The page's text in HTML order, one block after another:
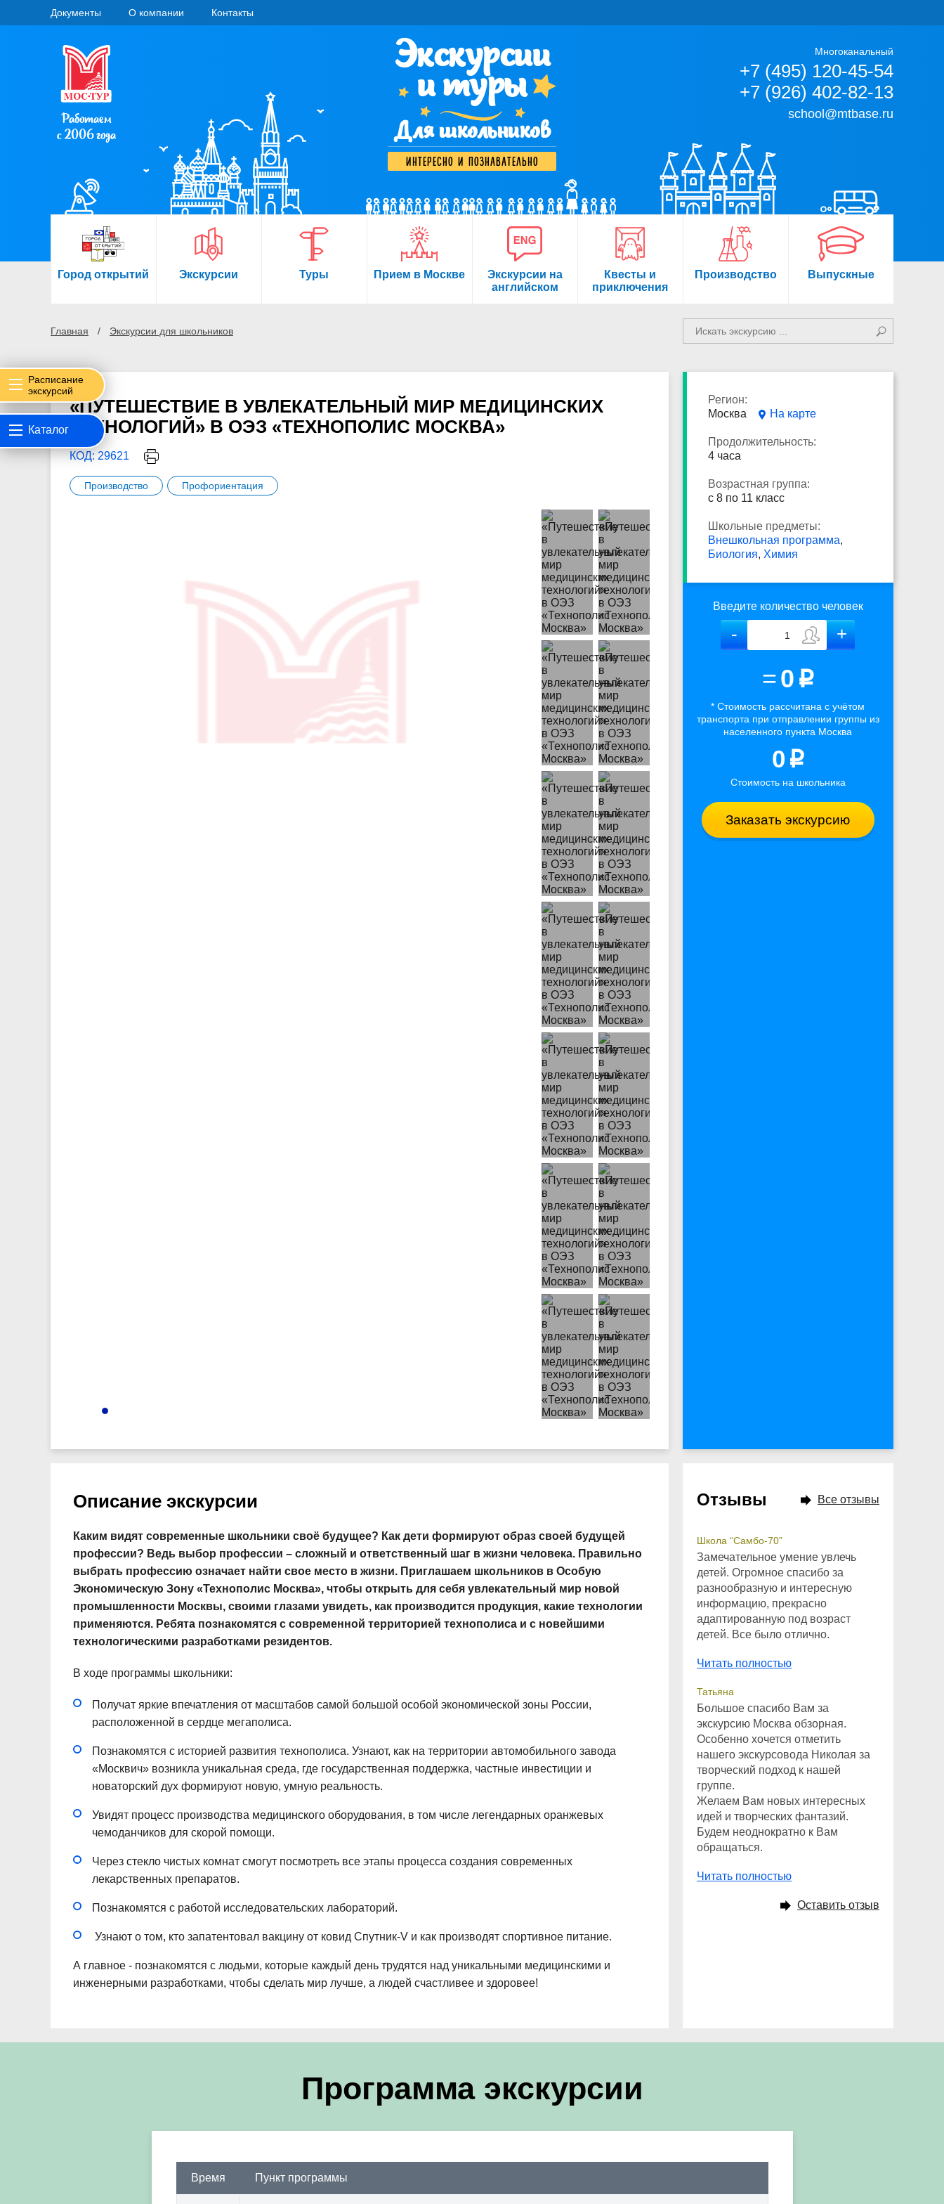
Документы О компании Контакты
Работаем
с 2006 года
Экскурсии
и туры
Для школьников
интересно и познавательно
Многоканальный
+7 (495) 120-45-54
+7 (926) 402-82-13
school@mtbase.ru
Город открытий Экскурсии Туры Прием в Москве
Экскурсии на
английском
Квесты и
приключения
Производство Выпускные
Главная Экскурсии для школьников
Расписание
экскурсий
Каталог
«ПУТЕШЕСТВИЕ В УВЛЕКАТЕЛЬНЫЙ МИР МЕДИЦИНСКИХ
ТЕХНОЛОГИЙ» В ОЭЗ «ТЕХНОПОЛИС МОСКВА»
КОД: 29621
Производство Профориентация
5931
Регион:
Москва
На карте
Продолжительность:
4 часа
Возрастная группа:
с 8 по 11 класс
Школьные предметы:
Внешкольная программа,
Биология, Химия
Введите количество человек
=0 p
* Стоимость рассчитанас учётом
транспорта при отправлении группы из
населенного пункта Москва
0 p
Стоимость на школьника
Заказать экскурсию
Описание экскурсии
Каким видят современные школьники своё будущее? Как дети формируют образ своей будущей
профессии? Ведь выбор профессии – сложный и ответственный шаг в жизни человека. Правильно
выбрать профессию означает найти свое место в жизни. Приглашаем школьников в Особую
Экономическую Зону «Технополис Москва», чтобы открыть для себя увлекательный мир новой
промышленности Москвы, своими глазами увидеть, как производится продукция, какие технологии
применяются. Ребята познакомятся с современной территорией технополиса и с новейшими
технологическими разработками резидентов.
В ходе программы школьники:
Получат яркие впечатления от масштабов самой большой особой экономической зоны России,
расположенной в сердце мегаполиса.
Познакомятся с историей развития технополиса. Узнают, как на территории автомобильного завода
«Москвич» возникла уникальная среда, где государственная поддержка, частные инвестиции и
новаторский дух формируют новую, умную реальность.
Увидят процесс производства медицинского оборудования, в том числе легендарных оранжевых
чемоданчиков для скорой помощи.
Через стекло чистых комнат смогут посмотреть все этапы процесса создания современных
лекарственных препаратов.
Познакомятся с работой исследовательских лабораторий.
Узнают о том, кто запатентовал вакцину от ковид Спутник-V и как производят спортивное питание.
А главное - познакомятся с людьми, которые каждый день трудятся над уникальными медицинскими и
инженерными разработками, чтобы сделать мир лучше, а людей счастливее и здоровее!
Отзывы Все отзывы
Школа “Самбо-70”
Замечательное умение увлечь
детей. Огромное спасибо за
разнообразную и интересную
информацию, прекрасно
адаптированную под возраст
детей. Все было отлично.
Читать полностью
Татьяна
Большое спасибо Вам за
экскурсию Москва обзорная.
Особенно хочется отметить
нашего экскурсовода Николая за
творческий подход к нашей
группе.
Желаем Вам новых интересных
идей и творческих фантазий.
Будем неоднократно к Вам
обращаться.
Читать полностью
Оставить отзыв
Программа экскурсии
Время Пункт программы